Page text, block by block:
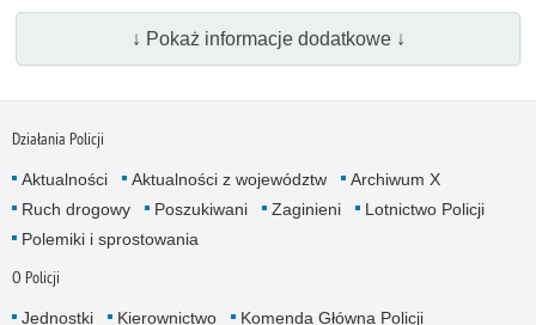
↓ Pokaż informacje dodatkowe ↓
Działania Policji
Aktualności Aktualności z województw
Archiwum X
Ruch drogowy
Poszukiwani Zaginieni
Lotnictwo Policji
Polemiki i sprostowania
O Policji
Jednostki Kierownictwo
Komenda Główna Policji